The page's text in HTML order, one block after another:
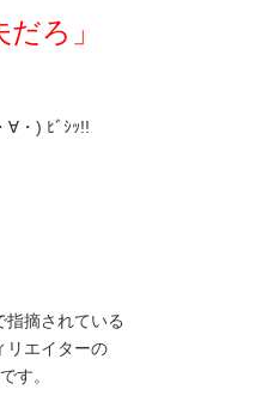
ろ」
∀・) ﾋﾞｼｯ!!
指摘されている
リエイターの
す。